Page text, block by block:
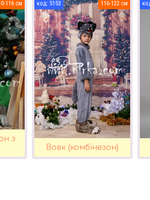
116
з
5153 116-122
Вовк (комбінезон)